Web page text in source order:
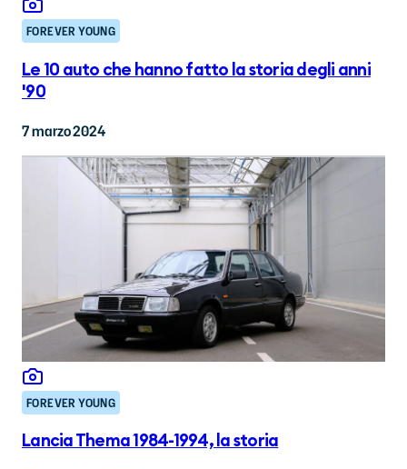
FOREVER YOUNG
Le 10 auto che hanno fatto la storia degli anni
'90
7 marzo 2024
FOREVER YOUNG
Lancia Thema 1984-1994, la storia